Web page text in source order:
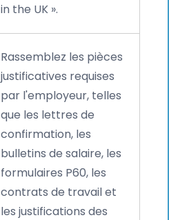
in the UK ».
Rassemblez les pièces
justificatives requises
par l'employeur, telles
que les lettres de
confirmation, les
bulletins de salaire, les
formulaires P60, les
contrats de travail et
les justifications des